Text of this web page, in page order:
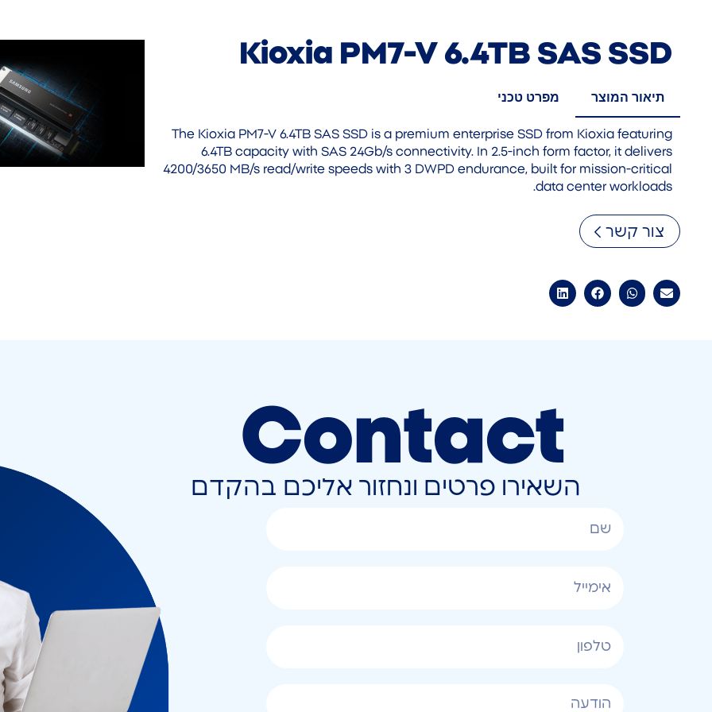
Kioxia PM7-V 6.4TB SAS SSD
תיאור המוצר מפרט טכני
The Kioxia PM7-V 6.4TB SAS SSD is a premium enterprise SSD from Kioxia featuring
6.4TB capacity with SAS 24Gb/s connectivity. In 2.5-inch form factor, it delivers
4200/3650 MB/s read/write speeds with 3 DWPD endurance, built for mission-critical
data center workloads.
צור קשר
Contact
השאירו פרטים ונחזור אליכם בהקדם